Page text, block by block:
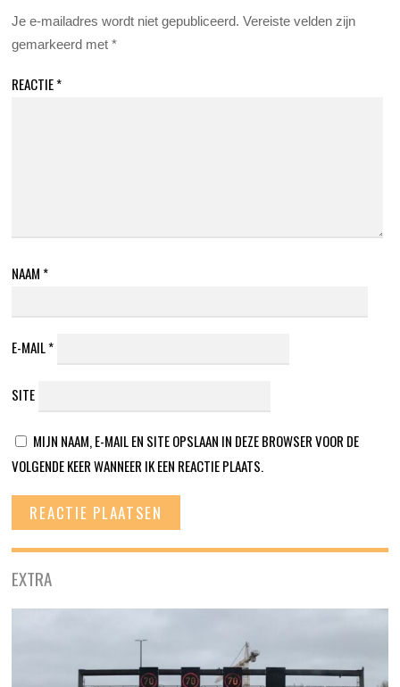
Je e-mailadres wordt niet gepubliceerd. Vereiste velden zijn
gemarkeerd met*
REACTIE*
NAAM *
E-MAIL*
SITE
MIJN NAAM, E-MAIL EN SITE OPSLAAN IN DEZE BROWSER VOOR DE
VOLGENDE KEER WANNEER IK EEN REACTIE PLAATS.
EXTRA